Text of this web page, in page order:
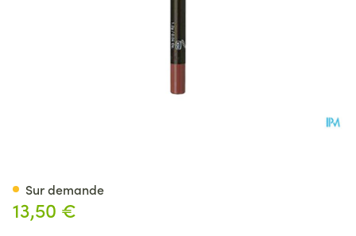
13,50 €
Sur demande